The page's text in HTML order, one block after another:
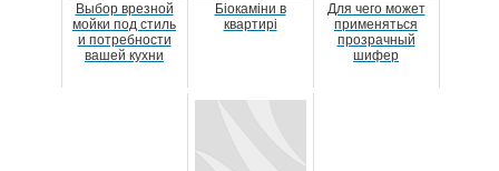
Выбор врезной
мойки под стиль
и потребности
вашей кухни
Біокаміни в
квартирі
Для чего может
применяться
прозрачный
шифер